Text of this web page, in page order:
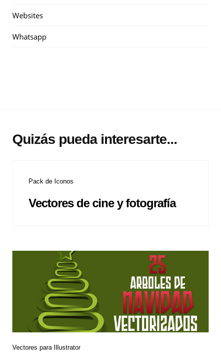
Websites
Whatsapp
Quizás pueda interesarte...
Pack de Iconos
Vectores de cine y fotografía
Vectores para Illustrator